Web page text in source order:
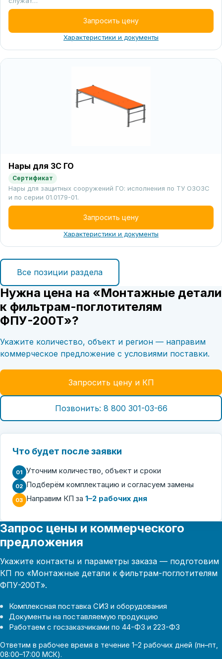
Запросить цену
Характеристики и документы
Нары для ЗС ГО
Сертификат
Нары для защитных сооружений ГО: исполнения по ТУ ОЗОЗС
и по серии 01.0179-01.
Запросить цену
Характеристики и документы
Все позиции раздела
Нужна цена на «Монтажные детали
к фильтрам-поглотителям
ФПУ-200Т»?
Укажите количество, объект и регион — направим
коммерческое предложение с условиями поставки.
Запросить цену и КП
Позвонить: 8 800 301-03-66
Что будет после заявки
01 Уточним количество, объект и сроки
02 Подберём комплектацию и согласуем замены
03 Направим КП за 1–2 рабочих дня
Запрос цены и коммерческого
предложения
Укажите контакты и параметры заказа — подготовим
КП по «Монтажные детали к фильтрам-поглотителям
ФПУ-200Т».
Комплексная поставка СИЗ и оборудования
Документы на поставляемую продукцию
Работаем с госзаказчиками по 44-ФЗ и 223-ФЗ
Ответим в рабочее время в течение 1–2 рабочих дней (пн–пт,
08:00–17:00 МСК).